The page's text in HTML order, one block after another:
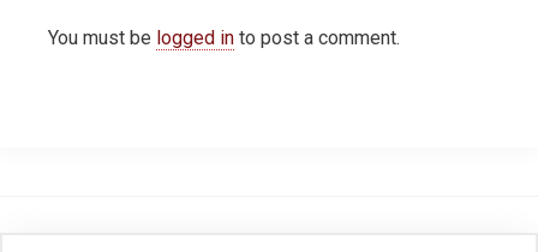
You must be logged in to post a comment.